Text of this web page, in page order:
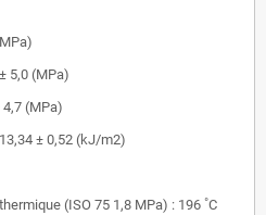
5,0 (MPa)
(MPa)
± 0,52 (kJ/m2)
(ISO 75 1,8 MPa) : 196 ˚C